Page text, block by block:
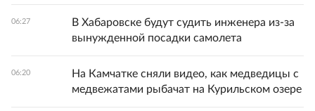
06:27
В Хабаровске будут судить инженера из-за
вынужденной посадки самолета
06:20
На Камчатке сняли видео, как медведицы с
медвежатами рыбачат на Курильском озере